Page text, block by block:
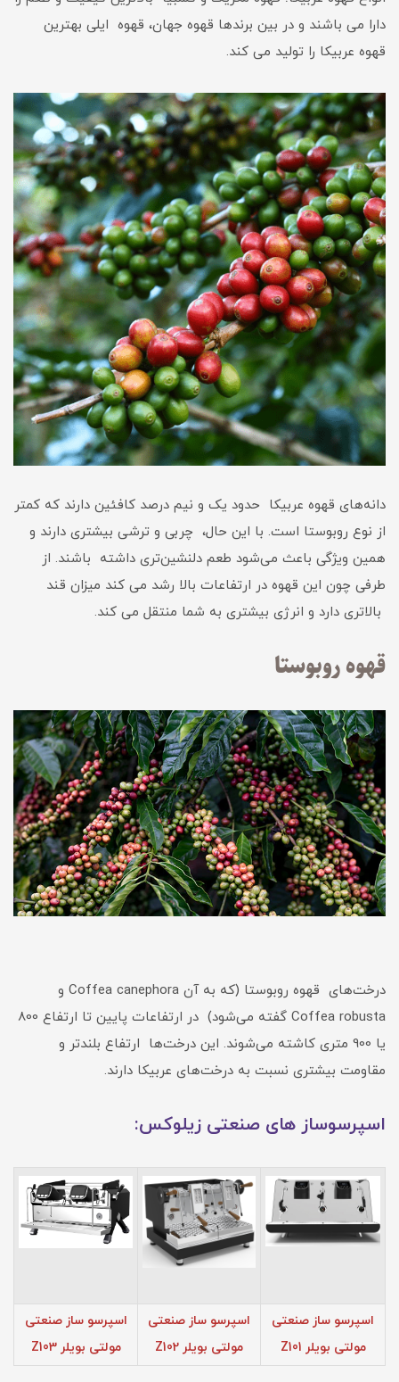
دارا می باشند و در بین برندها قهوه جهان، قهوه ایلی بهترین
قهوه عربیکا را تولید می کند.
دانه‌های قهوه عربیکا حدود یک و نیم درصد کافئین دارند که کمتر
از نوع روبوستا است. با این حال، چربی و ترشی بیشتری دارند و
همین ویژگی باعث می‌شود طعم دلنشین‌تری داشته باشند. از
طرفی چون این قهوه در ارتفاعات بالا رشد می کند میزان قند
بالاتری دارد و انرژی بیشتری به شما منتقل می کند.
قهوه روبوستا
درخت‌های قهوه روبوستا (که به آن Coffea canephora و
Coffea robusta گفته می‌شود) در ارتفاعات پایین تا ارتفاع 800
یا 900 متری کاشته می‌شوند. این درخت‌ها ارتفاع بلندتر و
مقاومت بیشتری نسبت به درخت‌های عربیکا دارند.
اسپرسوساز های صنعتی زیلوکس:
اسپرسو ساز صنعتی
مولتی بویلر Z101
اسپرسو ساز صنعتی
مولتی بویلر Z102
اسپرسو ساز صنعتی
مولتی بویلر Z103